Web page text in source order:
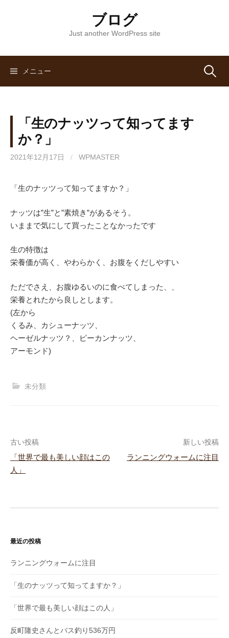
ツ
ブログ
Just another WordPress site
メニュー 検
「生のナッツって知ってます
か？」
2021年12月17日 / WPMASTER
「生のナッツって知ってますか？」
ナッツは”生”と”素焼き”があるそう。
いままで気にして買ったことなかったです
生の特徴は
栄養価が高く、やわらかく、お腹をくだしやすい
ただでさえ、お腹ゆるいのに食べてしまった、、
栄養とれたから良しとします。
(左から
くるみ、カシューナッツ、
ヘーゼルナッツ？、ピーカンナッツ、
アーモンド)
未分類
投
ゲ
ー
シ
ョ
古い投稿
「世界で最も美しい顔はこの
人」
新しい投稿
ランニングウォームに注目
最近の投稿
ランニングウォームに注目
「生のナッツって知ってますか？」
「世界で最も美しい顔はこの人」
反町隆史さんとバス釣り536万円